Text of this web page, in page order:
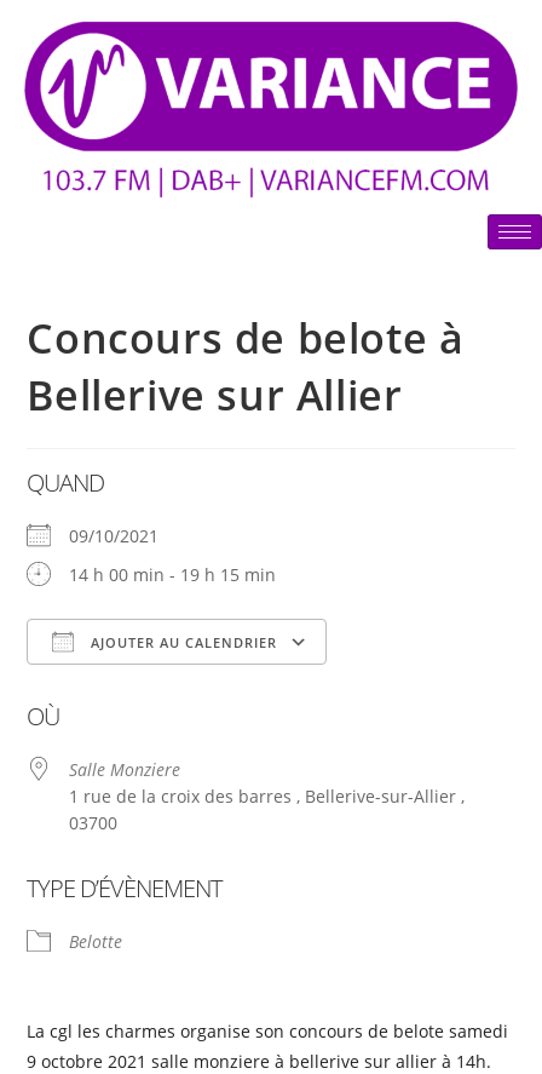
Concours de belote à
Bellerive sur Allier
QUAND
09/10/2021
14 h 00 min - 19 h 15 min
AJOUTER AU CALENDRIER
OÙ
Salle Monziere
1 rue de la croix des barres , Bellerive-sur-Allier ,
03700
TYPE D’ÉVÈNEMENT
Belotte
La cgl les charmes organise son concours de belote samedi
9 octobre 2021 salle monziere à bellerive sur allier à 14h.